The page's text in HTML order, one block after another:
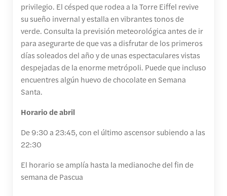
privilegio. El césped que rodea a la Torre Eiffel revive
su sueño invernal y estalla en vibrantes tonos de
verde. Consulta la previsión meteorológica antes de ir
para asegurarte de que vas a disfrutar de los primeros
días soleados del año y de unas espectaculares vistas
despejadas de la enorme metrópoli. Puede que incluso
encuentres algún huevo de chocolate en Semana
Santa.
Horario de abril
De 9:30 a 23:45, con el último ascensor subiendo a las
22:30
El horario se amplía hasta la medianoche del fin de
semana de Pascua